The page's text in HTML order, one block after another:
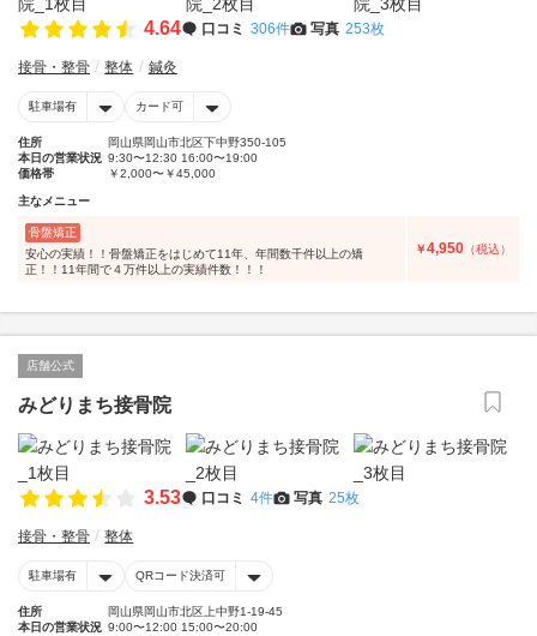
4.64 口コミ 306件 写真 253枚
接骨・整骨 整体 鍼灸
駐車場有 カード可
住所
岡山県岡山市北区下中野350-105
本日の営業状況 9:30〜12:30 16:00〜19:00
価格帯
￥2,000〜￥45,000
主なメニュー
骨盤矯正
安心の実績！！骨盤矯正をはじめて11年、年間数千件以上の矯
正！！11年間で４万件以上の実績件数！！！
￥4,950 （税込）
店舗公式
みどりまち接骨院
3.53 口コミ 4件 写真 25枚
接骨・整骨 整体
駐車場有 QRコード決済可
住所
岡山県岡山市北区上中野1-19-45
本日の営業状況 9:00〜12:00 15:00〜20:00